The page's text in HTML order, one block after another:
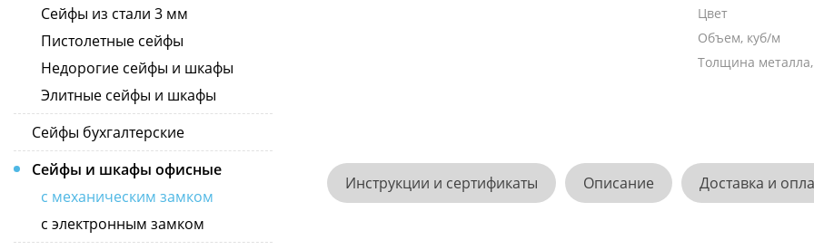
Сейфы из стали 3 мм
Пистолетные сейфы
Недорогие сейфы и шкафы
Элитные сейфы и шкафы
Сейфы бухгалтерские
Сейфы и шкафы офисные
с механическим замком
с электронным замком
Цвет
Объем, куб/м
Толщина
Инструкции и сертификаты Описание Доставка и